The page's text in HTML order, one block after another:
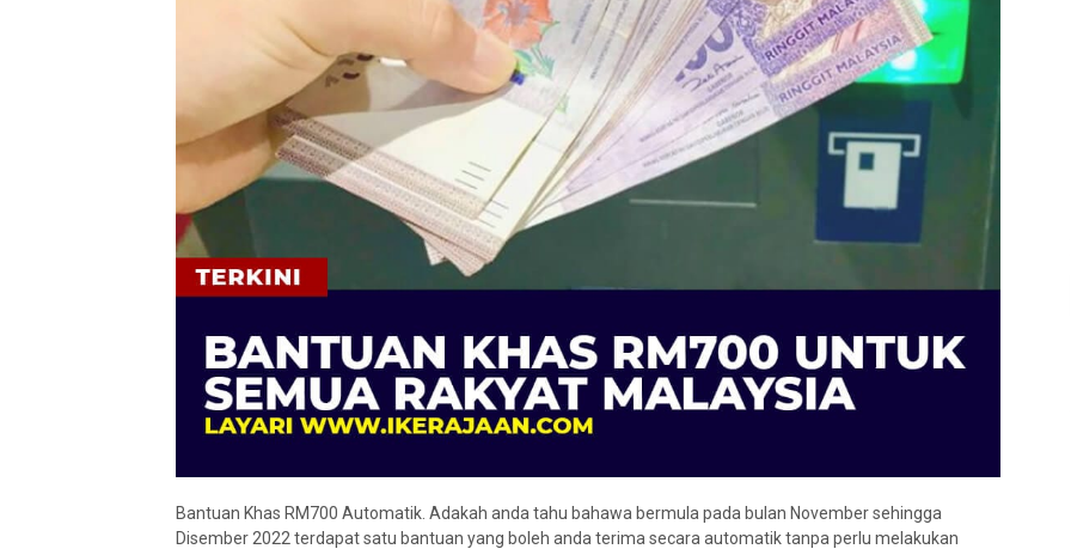
Bantuan Khas RM700 Automatik. Adakah anda tahu bahawa bermula pada bulan November sehingga
Disember 2022 terdapat satu bantuan yang boleh anda terima secara automatik tanpa perlu melakukan